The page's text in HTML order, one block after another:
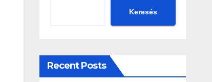
Keresés
Recent Posts